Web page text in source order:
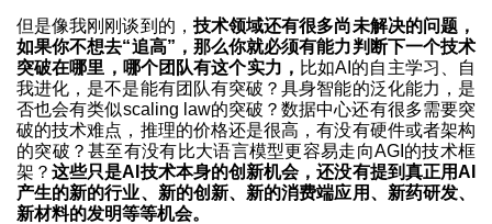
但是像我刚刚谈到的， 技术领域还有很多尚未解决的问题，
如果你不想去“追高”，那么你就必须有能力判断下一个技术
突破在哪里，哪个团队有这个实力， 比如AI的自主学习、自
我进化，是不是能有团队有突破？具身智能的泛化能力，是
否也会有类似scaling law的突破？数据中心还有很多需要突
破的技术难点，推理的价格还是很高，有没有硬件或者架构
的突破？甚至有没有比大语言模型更容易走向AGI的技术框
架？这些只是AI技术本身的创新机会，还没有提到真正用AI
产生的新的行业、新的创新、新的消费端应用、新药研发、
新材料的发明等等机会。